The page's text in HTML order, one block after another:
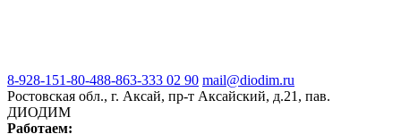
8-928-151-80-488-863-333 02 90 mail@diodim.ru
Ростовская обл., г. Аксай, пр-т Аксайский, д.21, пав.
ДИОДИМ
Работаем: